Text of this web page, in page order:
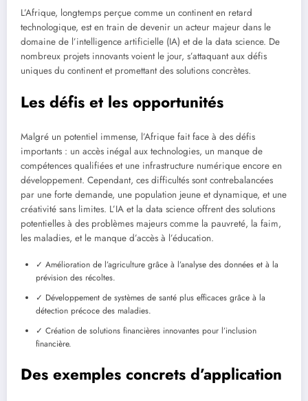
L’Afrique, longtemps perçue comme un continent en retard
technologique, est en train de devenir un acteur majeur dans le
domaine de l’intelligence artificielle (IA) et de la data science. De
nombreux projets innovants voient le jour, s’attaquant aux défis
uniques du continent et promettant des solutions concrètes.
Les défis et les opportunités
Malgré un potentiel immense, l’Afrique fait face à des défis
importants : un accès inégal aux technologies, un manque de
compétences qualifiées et une infrastructure numérique encore en
développement. Cependant, ces difficultés sont contrebalancées
par une forte demande, une population jeune et dynamique, et une
créativité sans limites. L’IA et la data science offrent des solutions
potentielles à des problèmes majeurs comme la pauvreté, la faim,
les maladies, et le manque d’accès à l’éducation.
✓ Amélioration de l’agriculture grâce à l’analyse des données et à la
prévision des récoltes.
✓ Développement de systèmes de santé plus efficaces grâce à la
détection précoce des maladies.
✓ Création de solutions financières innovantes pour l’inclusion
financière.
Des exemples concrets d’application